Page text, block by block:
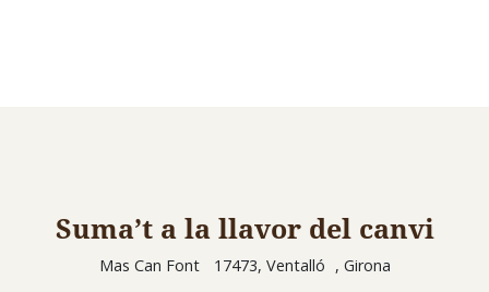
Suma’t a la llavor del canvi
Mas Can Font 17473, Ventalló , Girona